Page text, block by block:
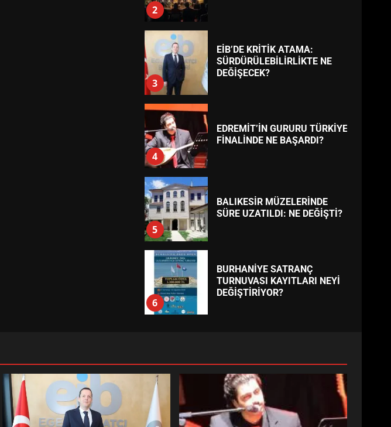
2
3
EİB’DE KRİTİK ATAMA:
SÜRDÜRÜLEBİLİRLİKTE NE
DEĞİŞECEK?
4
EDREMİT’İN GURURU TÜRKİYE
FİNALİNDE NE BAŞARDI?
5
BALIKESİR MÜZELERİNDE
SÜRE UZATILDI: NE DEĞİŞTİ?
6
BURHANİYE SATRANÇ
TURNUVASI KAYITLARI NEYİ
DEĞİŞTİRİYOR?
7
YÖNETİM NASIL ŞEKİLLENDİ?
AYVALIK SU MİRASI İÇİN